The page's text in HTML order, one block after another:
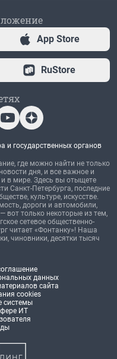
App Store
RuStore
и государственных органов
где можно найти не только
дня, и все важное и
и в мире. Здесь вы отыщете
Санкт-Петербурга, последние
культуре, искусстве.
дороги и автомобили,
вот только некоторые из тем,
сетевое общественно-
читает «Фонтанку»! Наша
чиновники, десятки тысяч
данных
сайта
cookies
системы
ИТ